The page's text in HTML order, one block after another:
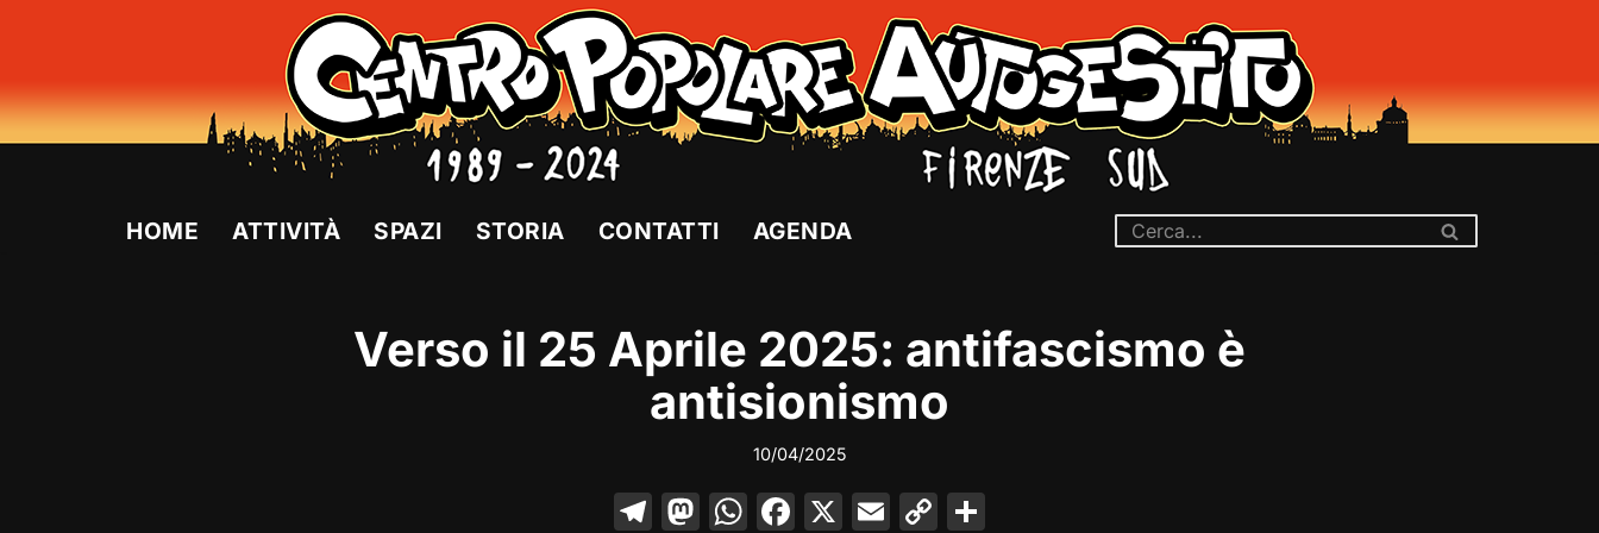
al
HOME ATTIVITÀ SPAZI STORIA CONTATTI AGENDA
Verso il 25 Aprile 2025: antifascismo è
antisionismo
10/04/2025
T M W F X E C